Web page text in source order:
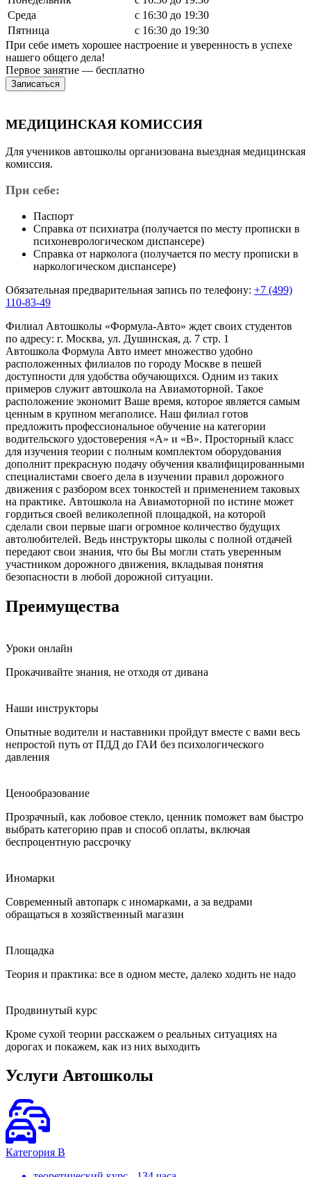
Среда
с 16:30 до 19:30
Пятница
с 16:30 до 19:30
При себе иметь хорошее настроение и уверенность в успехе
нашего общего дела!
Первое занятие — бесплатно
Записаться
МЕДИЦИНСКАЯ КОМИССИЯ
Для учеников автошколы организована выездная медицинская
комиссия.
При себе:
Паспорт
Справка от психиатра (получается по месту прописки в
психоневрологическом диспансере)
Справка от нарколога (получается по месту прописки в
наркологическом диспансере)
Обязательная предварительная запись по телефону: +7 (499)
110-83-49
Филиал Автошколы «Формула-Авто» ждет своих студентов
по адресу: г. Москва, ул. Душинская, д. 7 стр. 1
Автошкола Формула Авто имеет множество удобно
расположенных филиалов по городу Москве в пешей
доступности для удобства обучающихся. Одним из таких
примеров служит автошкола на Авиамоторной. Такое
расположение экономит Ваше время, которое является самым
ценным в крупном мегаполисе. Наш филиал готов
предложить профессиональное обучение на категории
водительского удостоверения «A» и «B». Просторный класс
для изучения теории с полным комплектом оборудования
дополнит прекрасную подачу обучения квалифицированными
специалистами своего дела в изучении правил дорожного
движения с разбором всех тонкостей и применением таковых
на практике. Автошкола на Авиамоторной по истине может
гордиться своей великолепной площадкой, на которой
сделали свои первые шаги огромное количество будущих
автолюбителей. Ведь инструкторы школы с полной отдачей
передают свои знания, что бы Вы могли стать уверенным
участником дорожного движения, вкладывая понятия
безопасности в любой дорожной ситуации.
Преимущества
Уроки онлайн
Прокачивайте знания, не отходя от дивана
Наши инструкторы
Опытные водители и наставники пройдут вместе с вами весь
непростой путь от ПДД до ГАИ без психологического
давления
Ценообразование
Прозрачный, как лобовое стекло, ценник поможет вам быстро
выбрать категорию прав и способ оплаты, включая
беспроцентную рассрочку
Иномарки
Современный автопарк с иномарками, а за ведрами
обращаться в хозяйственный магазин
Площадка
Теория и практика: все в одном месте, далеко ходить не надо
Продвинутый курс
Кроме сухой теории расскажем о реальных ситуациях на
дорогах и покажем, как из них выходить
Услуги Автошколы
Категория В